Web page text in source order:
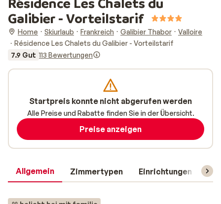
Galibier - Vorteilstarif
Home Skiurlaub Frankreich Galibier Thabor
Valloire
Résidence Les Chalets du Galibier - Vorteilstarif
7.9 Gut 113 Bewertungen
Allgemein Zimmertypen Einrichtungen
Startpreis konnte nicht abgerufen werden
Alle Preise und Rabatte finden Sie in der Übersicht.
Preise anzeigen